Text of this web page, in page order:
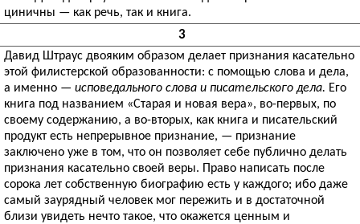
циничны — как речь, так и книга.
3
Давид Штраус двояким образом делает признания касательно
этой филистерской образованности: с помощью слова и дела,
а именно — исповедального слова и писательского дела. Его
книга под названием «Старая и новая вера», во-первых, по
своему содержанию, а во-вторых, как книга и писательский
продукт есть непрерывное признание, — признание
заключено уже в том, что он позволяет себе публично делать
признания касательно своей веры. Право написать после
сорока лет собственную биографию есть у каждого; ибо даже
самый заурядный человек мог пережить и в достаточной
близи увидеть нечто такое, что окажется ценным и